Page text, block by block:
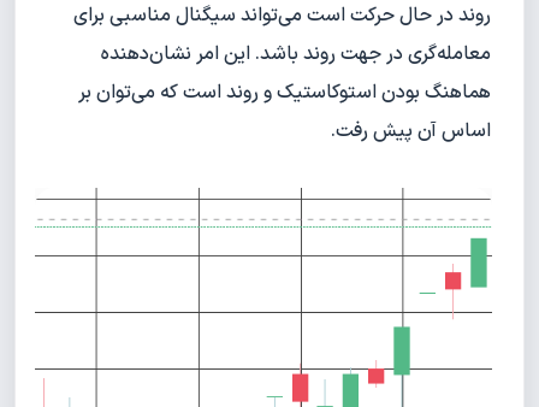
روند در حال حرکت است می‌تواند سیگنال مناسبی برای
معامله‌گری در جهت روند باشد. این امر نشان‌دهنده
هماهنگ بودن استوکاستیک و روند است که می‌توان بر
اساس آن پیش رفت.